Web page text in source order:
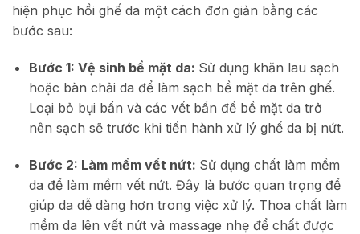
hiện phục hồi ghế da một cách đơn giản bằng các
bước sau:
Bước 1: Vệ sinh bề mặt da: Sử dụng khăn lau sạch
hoặc bàn chải da để làm sạch bề mặt da trên ghế.
Loại bỏ bụi bẩn và các vết bẩn để bề mặt da trở
nên sạch sẽ trước khi tiến hành xử lý ghế da bị nứt.
Bước 2: Làm mềm vết nứt: Sử dụng chất làm mềm
da để làm mềm vết nứt. Đây là bước quan trọng để
giúp da dễ dàng hơn trong việc xử lý. Thoa chất làm
mềm da lên vết nứt và massage nhẹ để chất được